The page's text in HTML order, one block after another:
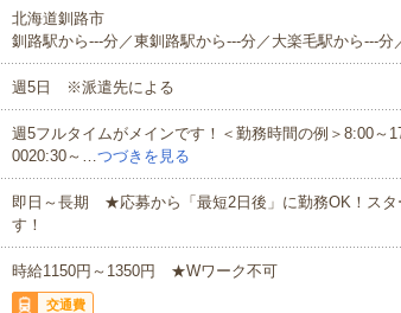
北海道釧路市
釧路駅から---分／東釧路駅から---分／大楽毛駅から---
週5日 ※派遣先による
週5フルタイムがメインです！＜勤務時間の例＞8:00～
0020:30～…つづきを見る
即日～長期 ★応募から「最短2日後」に勤務OK！ス
す！
時給1150円～1350円 ★Wワーク不可
交通費